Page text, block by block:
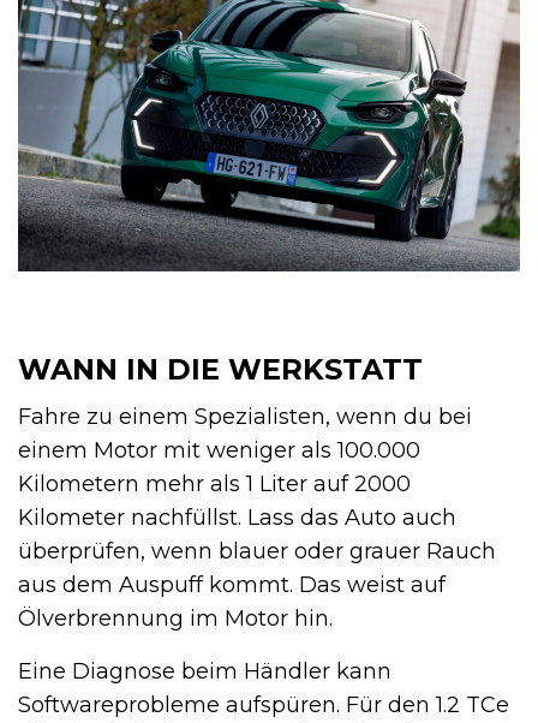
WANN IN DIE WERKSTATT
Fahre zu einem Spezialisten, wenn du bei
einem Motor mit weniger als 100.000
Kilometern mehr als 1 Liter auf 2000
Kilometer nachfüllst. Lass das Auto auch
überprüfen, wenn blauer oder grauer Rauch
aus dem Auspuff kommt. Das weist auf
Ölverbrennung im Motor hin.
Eine Diagnose beim Händler kann
Softwareprobleme aufspüren. Für den 1.2 TCe